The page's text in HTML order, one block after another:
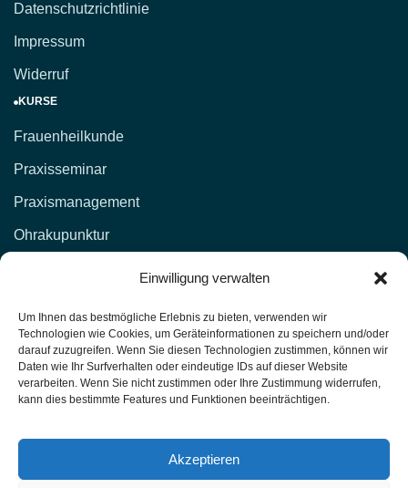
Einwilligung verwalten
Um Ihnen das bestmögliche Erlebnis zu bieten, verwenden wir
Technologien wie Cookies, um Geräteinformationen zu speichern und/oder
darauf zuzugreifen. Wenn Sie diesen Technologien zustimmen, können wir
Daten wie Ihr Surfverhalten oder eindeutige IDs auf dieser Website
verarbeiten. Wenn Sie nicht zustimmen oder Ihre Zustimmung widerrufen,
kann dies bestimmte Features und Funktionen beeinträchtigen.
Akzeptieren
Datenschutzrichtlinie
Impressum
Widerruf
KURSE
Frauenheilkunde
Praxisseminar
Praxismanagement
Ohrakupunktur
(02 12) 1 00 51,017664876381
(02 12) 4 27 11 (Fax)
Unterrichtsräume: Kasernenstr. 26 42651 Solingen